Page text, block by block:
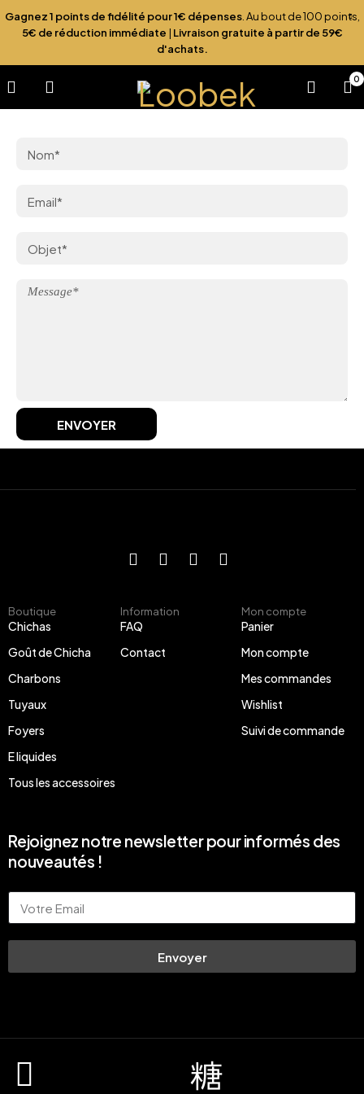
Gagnez 1 points de fidélité pour 1€ dépenses. Au bout de 100 points,
5€ de réduction immédiate | Livraison gratuite à partir de 59€
d'achats.
0
ENVOYER
Boutique
Chichas
Goût de Chicha
Charbons
Tuyaux
Foyers
E liquides
Tous les accessoires
Information
FAQ
Contact
Mon compte
Panier
Mon compte
Mes commandes
Wishlist
Suivi de commande
Rejoignez notre newsletter pour informés des
nouveautés !
Envoyer